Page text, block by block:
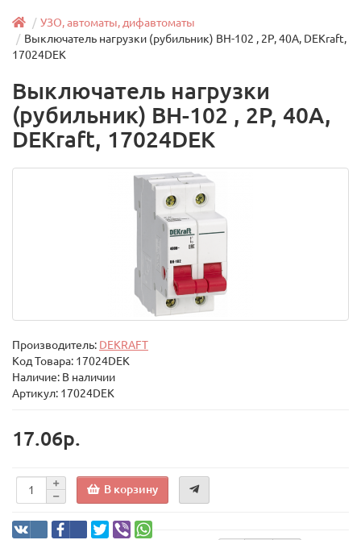
УЗО, автоматы, дифавтоматы
Выключатель нагрузки (рубильник) ВН-102 , 2Р, 40А, DEKraft,
17024DEK
Выключатель нагрузки
(рубильник) ВН-102 , 2Р, 40А,
DEKraft, 17024DEK
Производитель: DEKRAFT
Код Товара: 17024DEK
Наличие: В наличии
Артикул: 17024DEK
17.06р.
В корзину